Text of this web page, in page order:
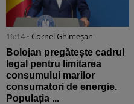
16:14 • Cornel Ghimeșan
Bolojan pregătește cadrul
legal pentru limitarea
consumului marilor
consumatori de energie.
Populația ...